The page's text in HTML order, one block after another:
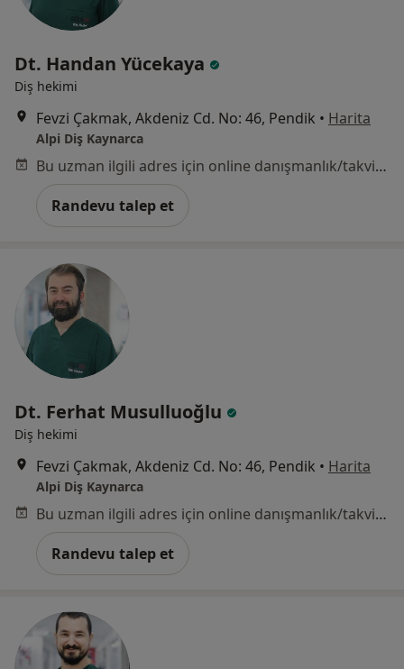
Dt. Handan Yücekaya
Diş hekimi
Fevzi Çakmak, Akdeniz Cd. No: 46, Pendik • Harita
Alpi Diş Kaynarca
Bu uzman ilgili adres için online danışmanlık/takvim sunmuyor.
Randevu talep et
Dt. Ferhat Musulluoğlu
Diş hekimi
Fevzi Çakmak, Akdeniz Cd. No: 46, Pendik • Harita
Alpi Diş Kaynarca
Bu uzman ilgili adres için online danışmanlık/takvim sunmuyor.
Randevu talep et